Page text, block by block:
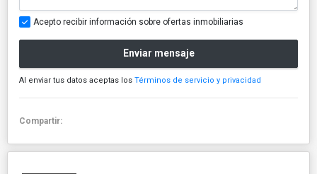
Acepto recibir información sobre ofertas inmobiliarias
Enviar mensaje
Al enviar tus datos aceptas los Términos de servicio y privacidad
Compartir: